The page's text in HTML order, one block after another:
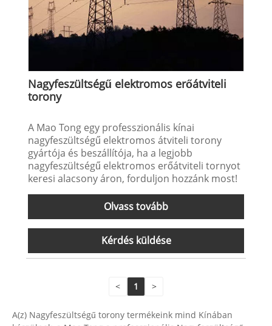
Nagyfeszültségű elektromos erőátviteli
torony
A Mao Tong egy professzionális kínai
nagyfeszültségű elektromos átviteli torony
gyártója és beszállítója, ha a legjobb
nagyfeszültségű elektromos erőátviteli tornyot
keresi alacsony áron, forduljon hozzánk most!
Olvass tovább
Kérdés küldése
< 1 >
A(z) Nagyfeszültségű torony termékeink mind Kínában